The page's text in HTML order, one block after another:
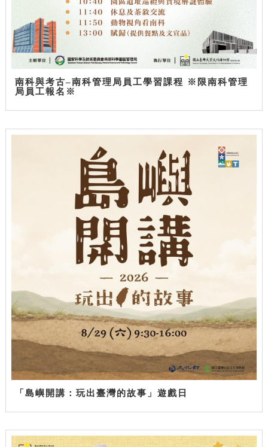
南科與考古–南科管理局員工學習課程 ※限南科管理
局員工報名※
「島嶼開講：玩出臺灣的故事」遊戲日